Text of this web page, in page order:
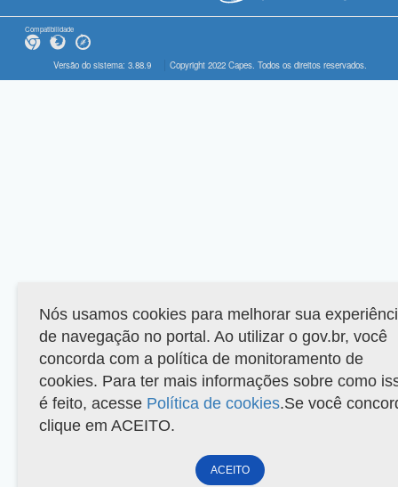
Compatibilidade
Versão do sistema: 3.88.9 Copyright 2022 Capes. Todos os direitos reservados.
Nós usamos cookies para melhorar sua
de navegação no portal. Ao utilizar o gov.br, você
concorda com a política de monitoramento de
cookies. Para ter mais informações sobre como
é feito, acesse Política de cookies.Se você
clique em ACEITO.
ACEITO